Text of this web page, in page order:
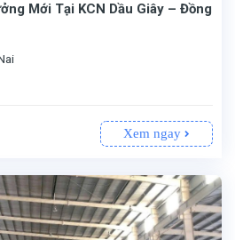
Mới Tại KCN Dầu Giây – Đồng
Xem ngay